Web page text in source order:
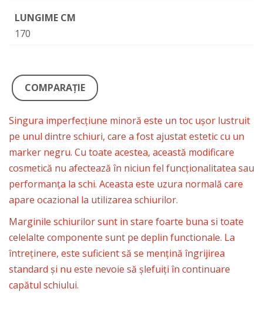
LUNGIME CM
170
COMPARAŢIE
Singura imperfecțiune minoră este un toc ușor lustruit
pe unul dintre schiuri, care a fost ajustat estetic cu un
marker negru. Cu toate acestea, această modificare
cosmetică nu afectează în niciun fel funcționalitatea sau
performanța la schi. Aceasta este uzura normală care
apare ocazional la utilizarea schiurilor.
Marginile schiurilor sunt in stare foarte buna si toate
celelalte componente sunt pe deplin functionale. La
întreținere, este suficient să se mențină îngrijirea
standard și nu este nevoie să șlefuiți în continuare
capătul schiului.